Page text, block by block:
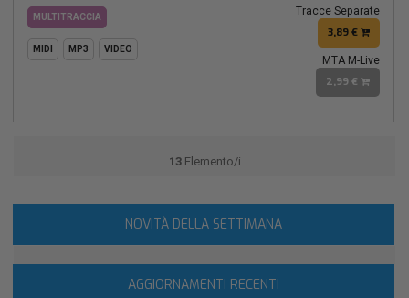
MULTITRACCIA
MIDI MP3 VIDEO
Tracce Separate
3,89 €
MTA M-Live
2,99 €
13Elemento/i
NOVITÀ DELLA SETTIMANA
AGGIORNAMENTI RECENTI